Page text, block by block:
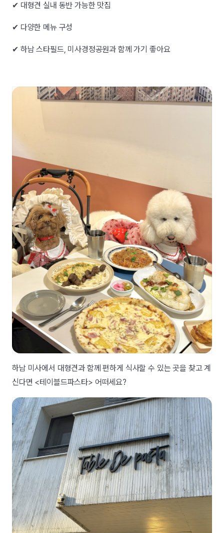
✔ 대형견 실내 동반 가능한 맛집
✔ 다양한 메뉴 구성
✔ 하남 스타필드, 미사경정공원과 함께 가기 좋아요
하남 미사에서 대형견과 함께 편하게 식사할 수 있는 곳을 찾고 계
신다면 <테이블드파스타> 어떠세요?